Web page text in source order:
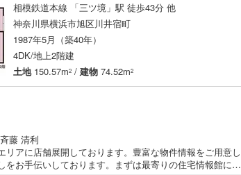
相模鉄道本線 「三ツ境」駅 徒歩43分 他
神奈川県横浜市旭区川井宿町
1987年5月（築40年）
4DK/地上2階建
土地150.57m2 / 建物 74.52m2
斉藤 清利
リアに店舗展開しております。豊富な物件情報をご用意し
をお手伝いしております。まずは最寄りの住宅情報館にお
) 関東鉄道竜ケ崎線(
(0) ひたちなか海浜鉄道湊線
千葉都市モノレール
) 秩父鉄道(0)
京成千原線(0)